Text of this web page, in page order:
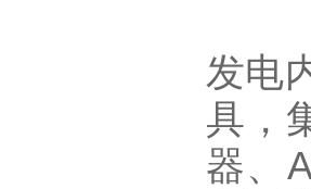
发电
具，
器、